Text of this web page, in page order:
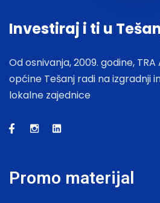
Investiraj i ti u
Od osnivanja, 2009. godine,
općine Tešanj radi na izgradnji
lokalne zajednice
Promo materijal